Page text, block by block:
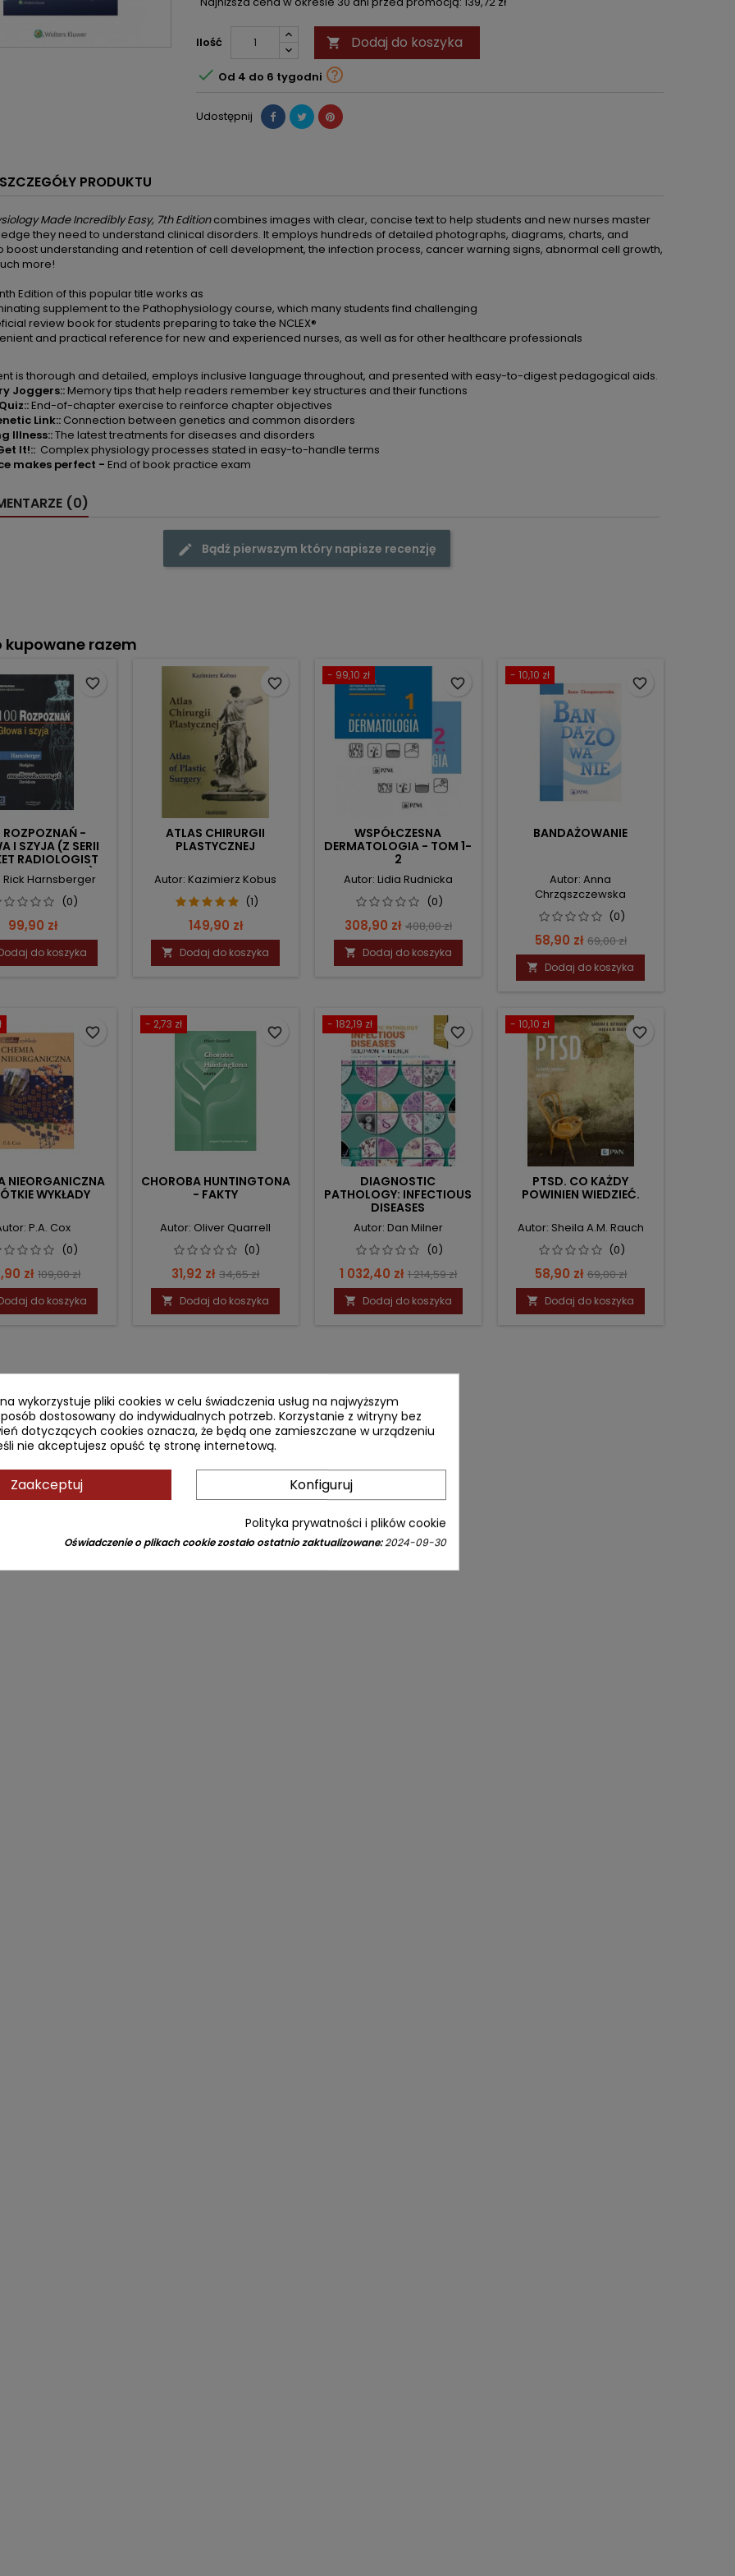
Ilość  Dodaj do koszyka
 Od 4 do 6 tygodni 
Udostępnij
SZCZEGÓŁY PRODUKTU
Made Incredibly Easy, 7th Editioncombines images with clear, concise text to help students and new nurses master
they need to understand clinical disorders. It employs hundreds of detailed photographs, diagrams, charts, and
boost understanding and retention of cell development, the infection process, cancer warning signs, abnormal cell growth,
more!
Edition of this popular title works as
supplement to the Pathophysiology course, which many students find challenging
review book for students preparing to take the NCLEX®
and practical reference for new and experienced nurses, as well as for other healthcare professionals
is thorough and detailed, employs inclusive language throughout, and presented with easy-to-digest pedagogical aids.
Joggers::Memory tips that help readers remember key structures and their functions
End-of-chapter exercise to reinforce chapter objectives
Link:: Connection between genetics and common disorders
Illness::The latest treatments for diseases and disorders
It!:: Complex physiology processes stated in easy-to-handle terms
makes perfect - End of book practice exam
(0)
Bądź pierwszym który napisze recenzję
kupowane razem
ROZPOZNAŃ -
I SZYJA (Z SERII
RADIOLOGIST
DIAGNOSES)
Rick Harnsberger
(0)
Cena
99,90 zł
do koszyka
favorite_border
ATLAS CHIRURGII
PLASTYCZNEJ
Autor: Kazimierz Kobus
(1)
Cena
149,90 zł
 Dodaj do koszyka
favorite_border
- 99,10 zł
WSPÓŁCZESNA
DERMATOLOGIA - TOM 1-
2
Autor: Lidia Rudnicka
(0)
Cena
308,90 zł Cena
podstawowa
408,00 zł
 Dodaj do koszyka
favorite_border
- 10,10 zł
BANDAŻOWANIE
Autor: Anna
Chrząszczewska
(0)
Cena
58,90 zł Cena
podstawowa
69,00 zł
 Dodaj do koszyka
favorite_border
NIEORGANICZNA
WYKŁADY
P.A. Cox
(0)
zł Cena
podstawowa
109,00 zł
do koszyka
favorite_border
- 2,73 zł
CHOROBA HUNTINGTONA
- FAKTY
Autor: Oliver Quarrell
(0)
Cena
31,92 zł Cena
podstawowa
34,65 zł
 Dodaj do koszyka
favorite_border
- 182,19 zł
DIAGNOSTIC
PATHOLOGY: INFECTIOUS
DISEASES
Autor: Dan Milner
(0)
Cena
1 032,40 zł Cena
podstawowa
1 214,59 zł
 Dodaj do koszyka
favorite_border
- 10,10 zł
PTSD. CO KAŻDY
POWINIEN WIEDZIEĆ.
Autor: Sheila A.M. Rauch
(0)
Cena
58,90 zł Cena
podstawowa
69,00 zł
 Dodaj do koszyka
favorite_border
wykorzystuje pliki cookies w celu świadczenia usług na najwyższym
dostosowany do indywidualnych potrzeb. Korzystanie z witryny bez
dotyczących cookies oznacza, że będą one zamieszczane w urządzeniu
nie akceptujesz opuść tę stronę internetową.
Zaakceptuj Konfiguruj
Polityka prywatności i plików cookie
Oświadczenie o plikach cookie zostało ostatnio zaktualizowane:2024-09-30